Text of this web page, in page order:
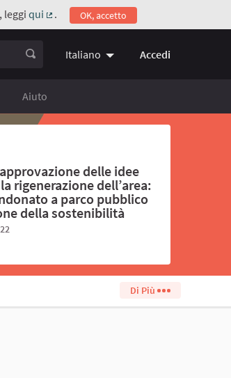
leggi qui
(Collegamento esterno)
. OK, accetto
Italiano Choose language
Accedi
Aiuto
delle idee
rigenerazione dell’area:
a parco pubblico
della sostenibilità
Di Più